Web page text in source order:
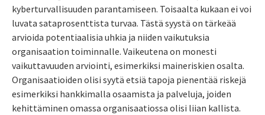
kyberturvallisuuden parantamiseen. Toisaalta kukaan ei voi
luvata sataprosenttista turvaa. Tästä syystä on tärkeää
arvioida potentiaalisia uhkia ja niiden vaikutuksia
organisaation toiminnalle. Vaikeutena on monesti
vaikuttavuuden arviointi, esimerkiksi maineriskien osalta.
Organisaatioiden olisi syytä etsiä tapoja pienentää riskejä
esimerkiksi hankkimalla osaamista ja palveluja, joiden
kehittäminen omassa organisaatiossa olisi liian kallista.